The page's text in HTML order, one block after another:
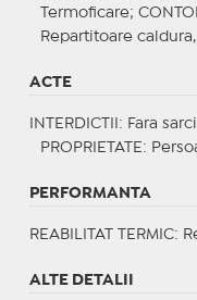
Termoficare;
Repartitoare
ACTE
INTERDICTII : Fara
PROPRIETATE :
PERFORMANTA
REABILITAT TERMIC:
ALTE DETALII